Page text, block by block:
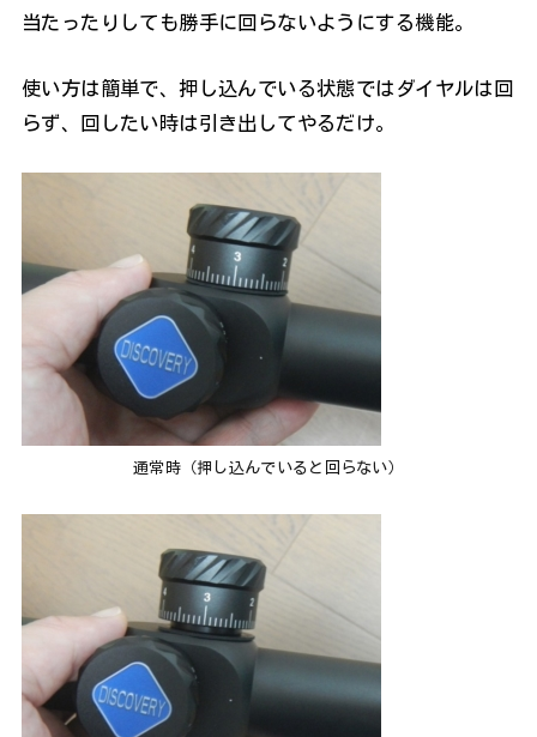
当たったりしても勝手に回らないようにする機能。
使い方は簡単で、押し込んでいる状態ではダイヤルは回
らず、回したい時は引き出してやるだけ。
通常時（押し込んでいると回らない）